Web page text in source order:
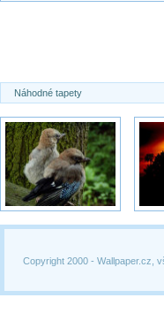
Náhodné tapety
Copyright 2000 - Wallpaper.cz,